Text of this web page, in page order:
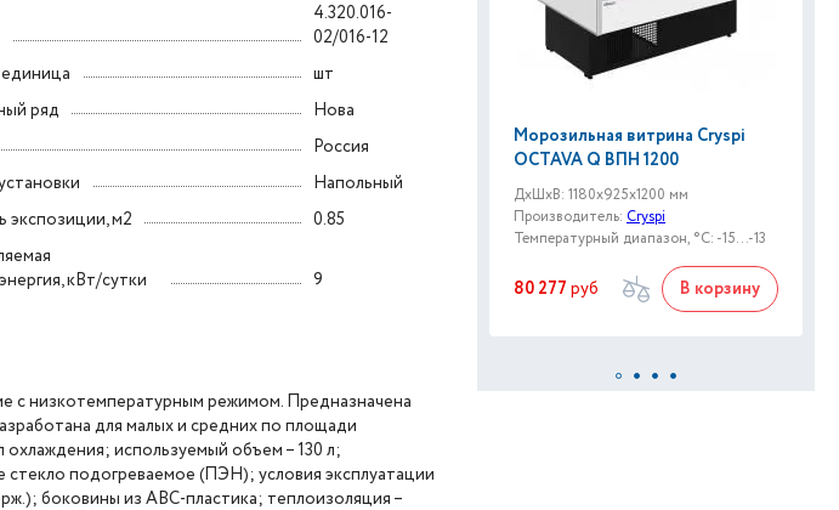
4.320.016-
02/016-12
шт
ряд
Нова
Россия
Напольный
экспозиции, м2
0.85
кВт/сутки
9
с низкотемпературным режимом. Предназначена
для малых и средних по площади
используемый объем – 130 л;
подогреваемое (ПЭН); условия эксплуатации
боковины из АВС-пластика; теплоизоляция –
Морозильная витрина Cryspi
OСTAVA Q ВПН 1200
ДxШxВ: 1180x925x1200 мм
Производитель: Cryspi
Температурный диапазон, °C: -15...-13
80 277 руб В корзину